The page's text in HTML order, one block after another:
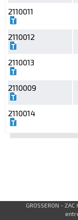
2110011
2110012
2110013
2110009
2110014
GROSSERON -